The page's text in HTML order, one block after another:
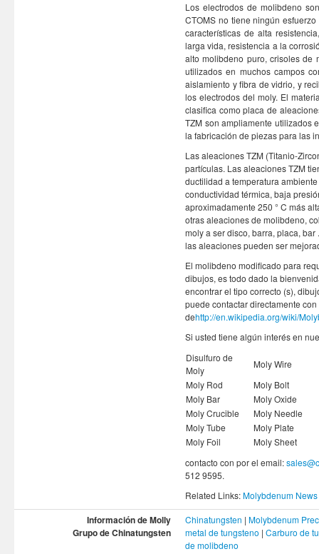
Los electrodos de molibdeno
CTOMS no tiene ningún
características de alta
larga vida, resistencia a la
alto molibdeno puro, crisoles de
utilizados en muchos campos
aislamiento y fibra de vidrio, y
los electrodos del moly. El
clasifica como placa de
TZM son ampliamente utilizados
la fabricación de piezas para las
Las aleaciones TZM (Titanio-
partículas. Las aleaciones TZM
ductilidad a temperatura
conductividad térmica, baja
aproximadamente 250 ° C más
otras aleaciones de molibdeno,
moly a ser disco, barra, placa,
las aleaciones pueden ser
El molibdeno modificado para
dibujos, es todo dado la
encontrar el tipo correcto (s),
puede contactar directamente
dehttp://en.wikipedia.org/wiki/
Si usted tiene algún interés en
Disulfuro de
Moly
Moly Wire
Moly Rod
Moly Bolt
Moly Bar
Moly Oxide
Moly Crucible
Moly Needle
Moly Tube
Moly Plate
Moly Foil
Moly Sheet
contacto con por el email:
512 9595.
Related Links:Molybdenum
Información de Molly Chinatungsten | Molybdenum
Grupo de Chinatungsten metal de tungsteno | Carburo de
de molibdeno